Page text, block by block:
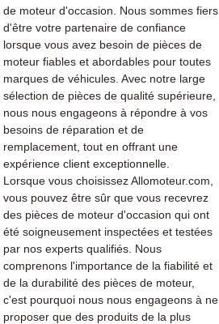
de moteur d'occasion. Nous sommes fiers
d'être votre partenaire de confiance
lorsque vous avez besoin de pièces de
moteur fiables et abordables pour toutes
marques de véhicules. Avec notre large
sélection de pièces de qualité supérieure,
nous nous engageons à répondre à vos
besoins de réparation et de
remplacement, tout en offrant une
expérience client exceptionnelle.
Lorsque vous choisissez Allomoteur.com,
vous pouvez être sûr que vous recevrez
des pièces de moteur d'occasion qui ont
été soigneusement inspectées et testées
par nos experts qualifiés. Nous
comprenons l'importance de la fiabilité et
de la durabilité des pièces de moteur,
c'est pourquoi nous nous engageons à ne
proposer que des produits de la plus